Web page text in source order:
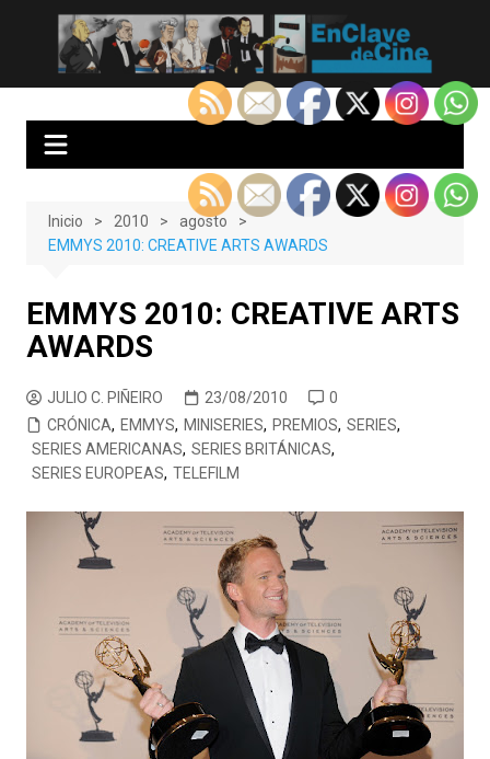
contenido
EnClave de Cine
Crítica cinematográfica y audiovisual. Punto de encuentro para los
amantes del cine y las series
Inicio 2010
agosto
EMMYS 2010: CREATIVE ARTS AWARDS
EMMYS 2010: CREATIVE ARTS
AWARDS
JULIO C. PIÑEIRO 23/08/2010
0
CRÓNICA, EMMYS, MINISERIES, PREMIOS, SERIES,
SERIES AMERICANAS, SERIES BRITÁNICAS,
SERIES EUROPEAS, TELEFILM